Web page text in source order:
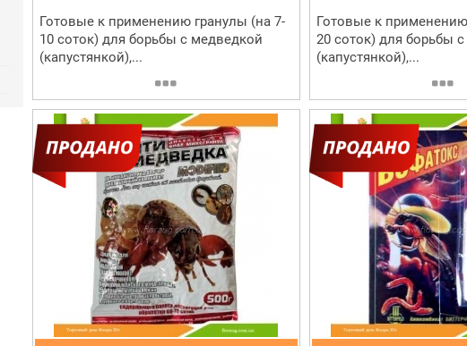
Готовые к применению гранулы (на 7-
10 соток) для борьбы с медведкой
(капустянкой),...
Готовые к
20 соток) для борьбы
(капустянкой),...